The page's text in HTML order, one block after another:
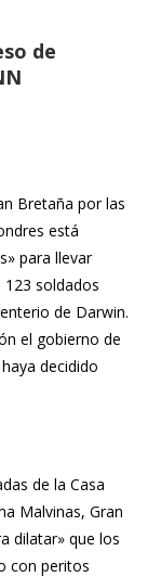
de
Bretaña por las
está
para llevar
soldados
de Darwin.
el gobierno de
decidido
de la Casa
Malvinas, Gran
dilatar» que los
con peritos